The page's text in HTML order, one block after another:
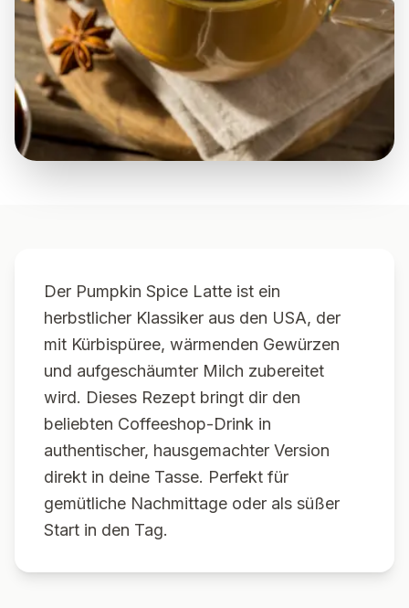
Der Pumpkin Spice Latte ist ein
herbstlicher Klassiker aus den USA, der
mit Kürbispüree, wärmenden Gewürzen
und aufgeschäumter Milch zubereitet
wird. Dieses Rezept bringt dir den
beliebten Coffeeshop-Drink in
authentischer, hausgemachter Version
direkt in deine Tasse. Perfekt für
gemütliche Nachmittage oder als süßer
Start in den Tag.